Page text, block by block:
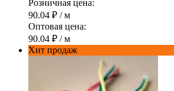
Розничная цена:
90.04 ₽ / м
Оптовая цена:
90.04 ₽ / м
Хит продаж